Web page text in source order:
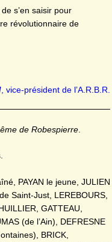
s’en saisir pour
révolutionnaire de
, vice-président de l’A.R.B.R.
de Robespierre
PAYAN le jeune, JULIEN
Saint-Just, LEREBOURS,
GATTEAU,
(de l’Ain), DEFRESNE
BRICK,